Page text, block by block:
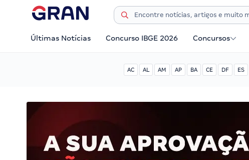
Últimas Notícias Concurso IBGE 2026 Concursos
AC AL AM AP BA CE DF ES